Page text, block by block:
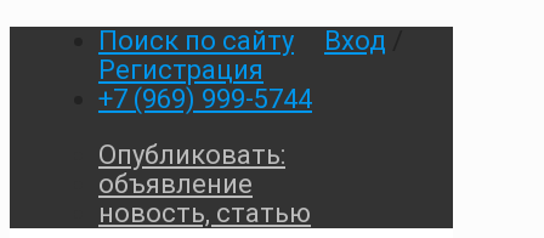
Поиск по сайту Вход
Регистрация
+7 (969) 999-5744
Опубликовать:
объявление
новость, статью